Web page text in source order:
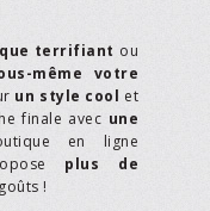
terrifiant ou
même votre
un style cool et
finale avec une
en ligne
plus de
!